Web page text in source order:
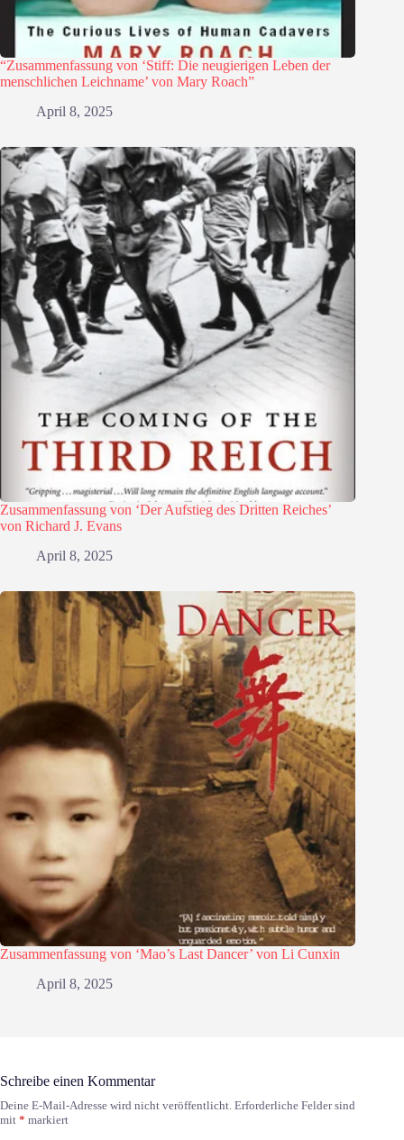
“Zusammenfassung von ‘Stiff: Die neugierigen Leben der
menschlichen Leichname’ von Mary Roach”
April 8, 2025
Zusammenfassung von ‘Der Aufstieg des Dritten Reiches’
von Richard J. Evans
April 8, 2025
Zusammenfassung von ‘Mao’s Last Dancer’ von Li Cunxin
April 8, 2025
Schreibe einen Kommentar
Deine E-Mail-Adresse wird nicht veröffentlicht. Erforderliche Felder sind
mit * markiert